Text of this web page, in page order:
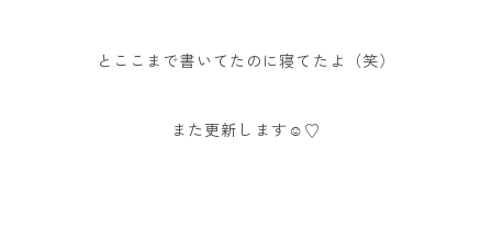
とここまで書いてたのに寝てたよ（笑）
また更新します☺︎♡